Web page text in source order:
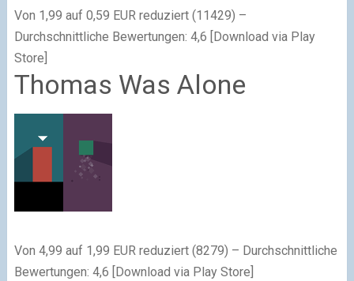
Von 1,99 auf 0,59 EUR reduziert (11429) –
Durchschnittliche Bewertungen: 4,6 [Download via Play
Store]
Thomas Was Alone
Von 4,99 auf 1,99 EUR reduziert (8279) – Durchschnittliche
Bewertungen: 4,6 [Download via Play Store]